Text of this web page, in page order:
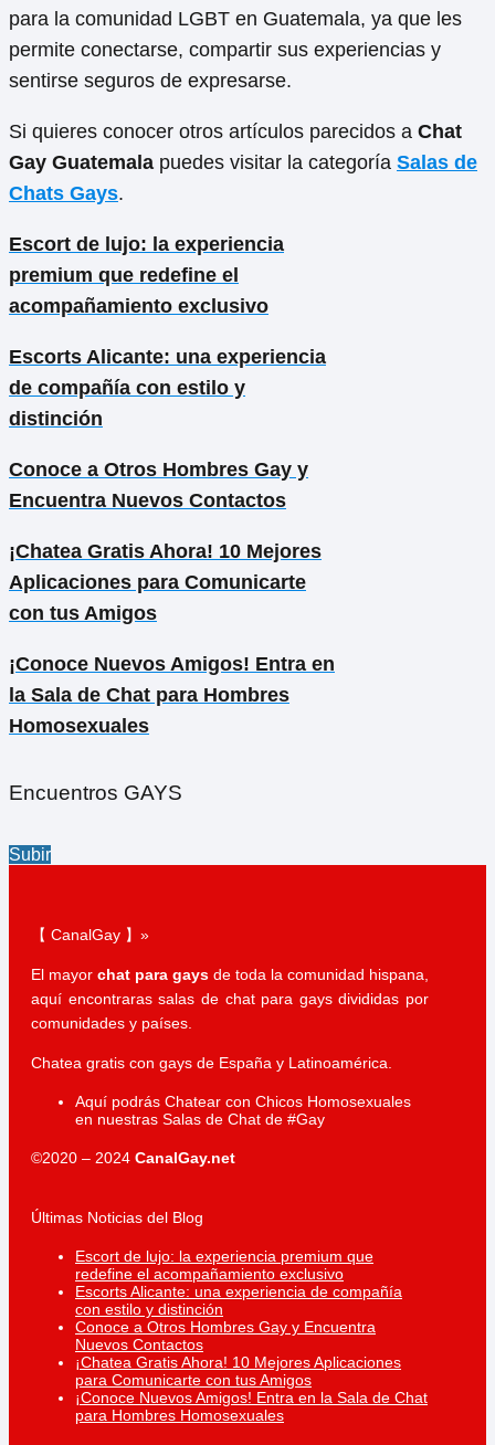
para la comunidad LGBT en Guatemala, ya que les
permite conectarse, compartir sus experiencias y
sentirse seguros de expresarse.
Si quieres conocer otros artículos parecidos a Chat
Gay Guatemala puedes visitar la categoría Salas de
Chats Gays.
Escort de lujo: la experiencia
premium que redefine el
acompañamiento exclusivo
Escorts Alicante: una experiencia
de compañía con estilo y
distinción
Conoce a Otros Hombres Gay y
Encuentra Nuevos Contactos
¡Chatea Gratis Ahora! 10 Mejores
Aplicaciones para Comunicarte
con tus Amigos
¡Conoce Nuevos Amigos! Entra en
la Sala de Chat para Hombres
Homosexuales
Encuentros GAYS
Subir
【 CanalGay 】»
El mayor chat para gays de toda la comunidad hispana,
aquí encontraras salas de chat para gays divididas por
comunidades y países.
Chatea gratis con gays de España y Latinoamérica.
Aquí podrás Chatear con Chicos Homosexuales
en nuestras Salas de Chat de #Gay
©2020 – 2024 CanalGay.net
Últimas Noticias del Blog
Escort de lujo: la experiencia premium que
redefine el acompañamiento exclusivo
Escorts Alicante: una experiencia de compañía
con estilo y distinción
Conoce a Otros Hombres Gay y Encuentra
Nuevos Contactos
¡Chatea Gratis Ahora! 10 Mejores Aplicaciones
para Comunicarte con tus Amigos
¡Conoce Nuevos Amigos! Entra en la Sala de Chat
para Hombres Homosexuales